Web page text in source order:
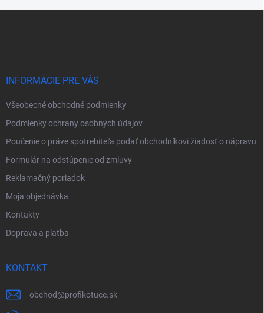
INFORMÁCIE PRE VÁS
Všeobecné obchodné podmienky
Podmienky ochrany osobných údajov
Poučenie o práve spotrebiteľa podať obchodníkovi žiadosť o nápravu
Formulár na odstúpenie od zmluvy
Reklamačný poriadok
Moja objednávka
Kontakty
Doprava a platba
KONTAKT
obchod@profikotuce.sk